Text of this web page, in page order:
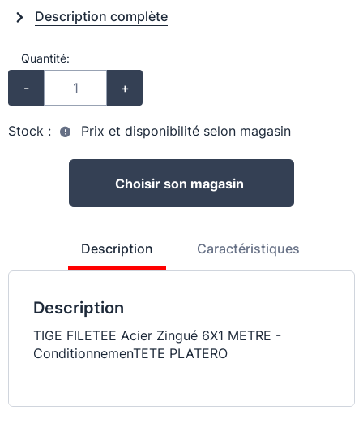
Description complète
Quantité:
- +
Stock : Prix et disponibilité selon magasin
Choisir son magasin
Description Caractéristiques
Description
TIGE FILETEE Acier Zingué 6X1 METRE -
ConditionnemenTETE PLATERO